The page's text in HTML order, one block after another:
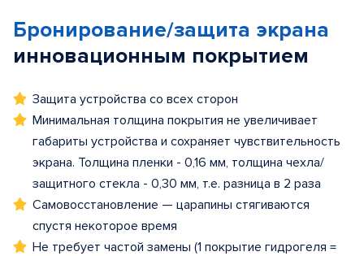
Бронирование/защита экрана
инновационным покрытием
Защита устройства со всех сторон
Минимальная толщина покрытия не увеличивает
габариты устройства и сохраняет чувствительность
экрана. Толщина пленки - 0,16 мм, толщина чехла/
защитного стекла - 0,30 мм, т.е. разница в 2 раза
Самовосстановление — царапины стягиваются
спустя некоторое время
Не требует частой замены (1 покрытие гидрогеля =